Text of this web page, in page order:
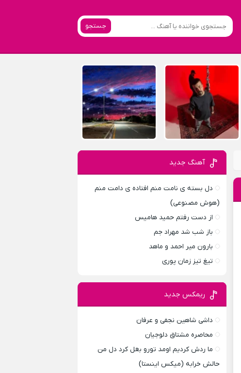
جستجو
آهنگ جدید
دل بسته ی نامت منم افتاده ی دامت منم
(هوش مصنوعی)
از دست رفتم حمید هامیس
باز شب شد مهراد جم
بارون میر احمد و ماهد
تیغ تیز زمان پوری
ریمکس جدید
داشی شاهین نجفی و عرفان
محاصره مشتاق دلوجیان
ما ردش کردیم اومد تورو بغل کرد دل من
حالش خرابه (میکس اینستا)